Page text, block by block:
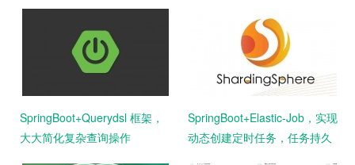
SpringBoot+Querydsl 框架，
大大简化复杂查询操作
SpringBoot+Elastic-Job，实现
动态创建定时任务，任务持久